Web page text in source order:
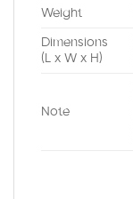
Weight
Dimensions
(L x W x H)
Note